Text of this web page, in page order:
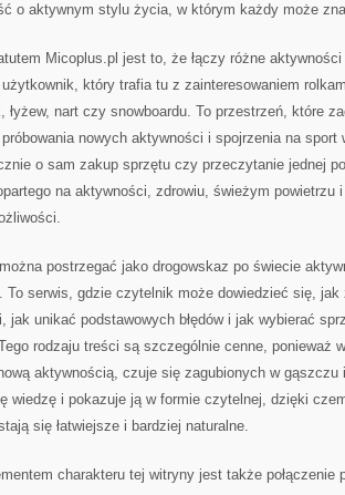
o aktywnym stylu życia, w którym każdy może
Micoplus.pl jest to, że łączy różne aktywności
który trafia tu z zainteresowaniem
łyżew, nart czy snowboardu. To przestrzeń, które
próbowania nowych aktywności i spojrzenia na
o sam zakup sprzętu czy przeczytanie jednej
na aktywności, zdrowiu, świeżym powietrzu
postrzegać jako drogowskaz po świecie
To serwis, gdzie czytelnik może dowiedzieć się,
jak unikać podstawowych błędów i jak wybierać
rodzaju treści są szczególnie cenne, ponieważ
aktywnością, czuje się zagubionych w gąszczu
wiedzę i pokazuje ją w formie czytelnej, dzięki
się łatwiejsze i bardziej naturalne.
charakteru tej witryny jest także połączenie